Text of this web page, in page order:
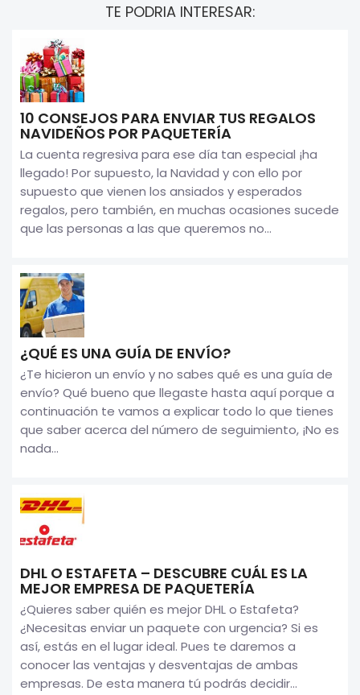
TE PODRIA INTERESAR:
10 CONSEJOS PARA ENVIAR TUS REGALOS
NAVIDEÑOS POR PAQUETERÍA
La cuenta regresiva para ese día tan especial ¡ha
llegado! Por supuesto, la Navidad y con ello por
supuesto que vienen los ansiados y esperados
regalos, pero también, en muchas ocasiones sucede
que las personas a las que queremos no...
¿QUÉ ES UNA GUÍA DE ENVÍO?
¿Te hicieron un envío y no sabes qué es una guía de
envío? Qué bueno que llegaste hasta aquí porque a
continuación te vamos a explicar todo lo que tienes
que saber acerca del número de seguimiento, ¡No es
nada...
DHL O ESTAFETA – DESCUBRE CUÁL ES LA
MEJOR EMPRESA DE PAQUETERÍA
¿Quieres saber quién es mejor DHL o Estafeta?
¿Necesitas enviar un paquete con urgencia? Si es
así, estás en el lugar ideal. Pues te daremos a
conocer las ventajas y desventajas de ambas
empresas. De esta manera tú podrás decidir...